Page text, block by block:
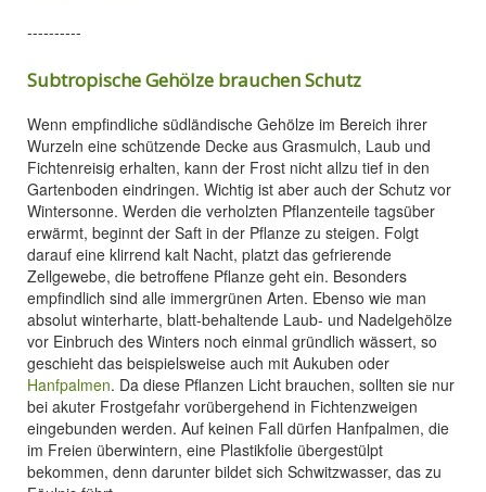
----------
Subtropische Gehölze brauchen Schutz
Wenn empfindliche südländische Gehölze im Bereich ihrer
Wurzeln eine schützende Decke aus Grasmulch, Laub und
Fichtenreisig erhalten, kann der Frost nicht allzu tief in den
Gartenboden eindringen. Wichtig ist aber auch der Schutz vor
Wintersonne. Werden die verholzten Pflanzenteile tagsüber
erwärmt, beginnt der Saft in der Pflanze zu steigen. Folgt
darauf eine klirrend kalt Nacht, platzt das gefrierende
Zellgewebe, die betroffene Pflanze geht ein. Besonders
empfindlich sind alle immergrünen Arten. Ebenso wie man
absolut winterharte, blatt-behaltende Laub- und Nadelgehölze
vor Einbruch des Winters noch einmal gründlich wässert, so
geschieht das beispielsweise auch mit Aukuben oder
Hanfpalmen. Da diese Pflanzen Licht brauchen, sollten sie nur
bei akuter Frostgefahr vorübergehend in Fichtenzweigen
eingebunden werden. Auf keinen Fall dürfen Hanfpalmen, die
im Freien überwintern, eine Plastikfolie übergestülpt
bekommen, denn darunter bildet sich Schwitzwasser, das zu